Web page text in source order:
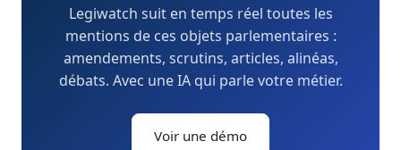
Legiwatch suit en temps réel toutes les
mentions de ces objets parlementaires :
amendements, scrutins, articles, alinéas,
débats. Avec une IA qui parle votre métier.
Voir une démo